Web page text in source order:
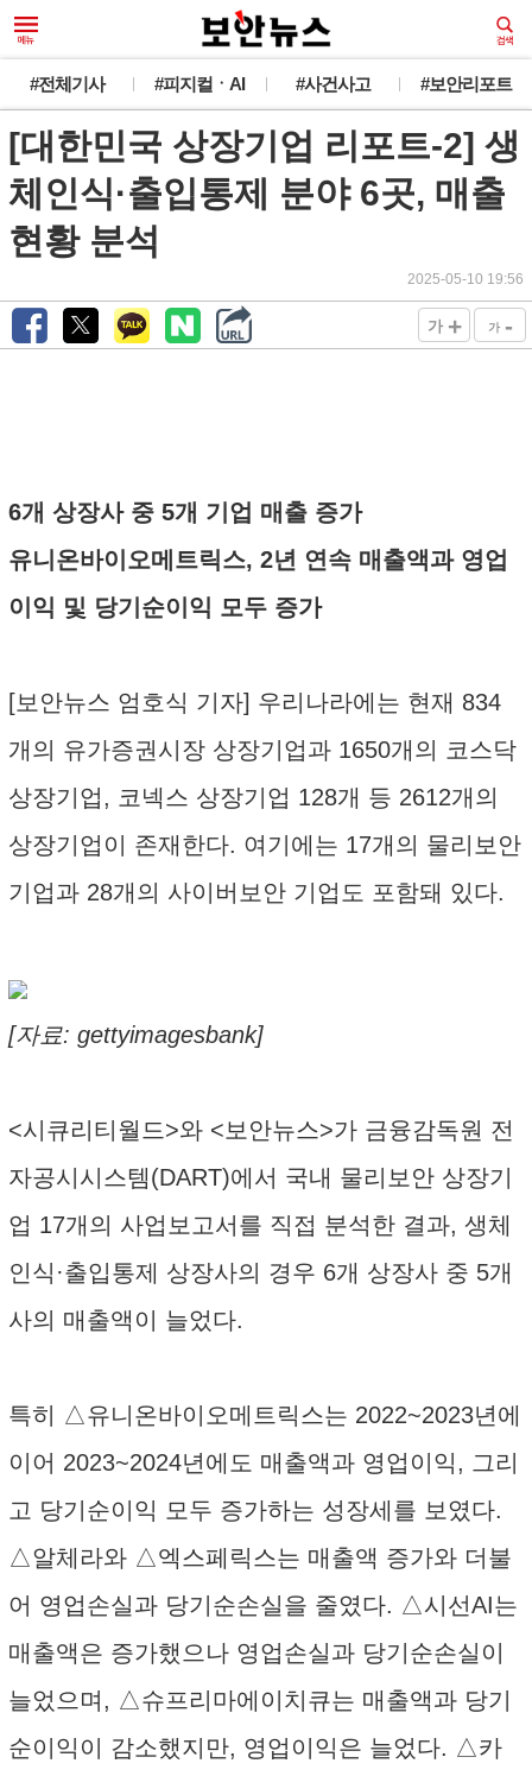
#전체기사 #피지컬ㆍAI #사건사고 #보안리포트
[대한민국 상장기업 리포트-2] 생
체인식·출입통제 분야 6곳, 매출
현황 분석
2025-05-10 19:56
가 + 가 -
6개 상장사 중 5개 기업 매출 증가
유니온바이오메트릭스, 2년 연속 매출액과 영업
이익 및 당기순이익 모두 증가
[보안뉴스 엄호식 기자] 우리나라에는 현재 834
개의 유가증권시장 상장기업과 1650개의 코스닥
상장기업, 코넥스 상장기업 128개 등 2612개의
상장기업이 존재한다. 여기에는 17개의 물리보안
기업과 28개의 사이버보안 기업도 포함돼 있다.
[자료: gettyimagesbank]
<시큐리티월드>와 <보안뉴스>가 금융감독원 전
자공시시스템(DART)에서 국내 물리보안 상장기
업 17개의 사업보고서를 직접 분석한 결과, 생체
인식·출입통제 상장사의 경우 6개 상장사 중 5개
사의 매출액이 늘었다.
특히 △유니온바이오메트릭스는 2022~2023년에
이어 2023~2024년에도 매출액과 영업이익, 그리
고 당기순이익 모두 증가하는 성장세를 보였다.
△알체라와 △엑스페릭스는 매출액 증가와 더불
어 영업손실과 당기순손실을 줄였다. △시선AI는
매출액은 증가했으나 영업손실과 당기순손실이
늘었으며, △슈프리마에이치큐는 매출액과 당기
순이익이 감소했지만, 영업이익은 늘었다. △카